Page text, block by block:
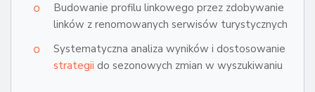
Budowanie profilu linkowego przez zdobywanie
linków z renomowanych serwisów turystycznych
Systematyczna analiza wyników i dostosowanie
strategii do sezonowych zmian w wyszukiwaniu